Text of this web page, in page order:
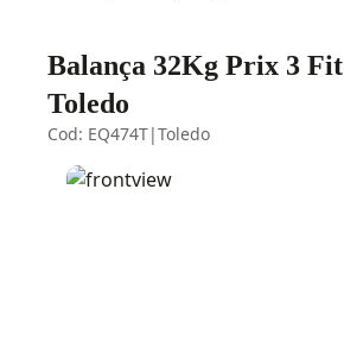
Balança 32Kg Prix 3 Fit
Toledo
Cod: EQ474T|Toledo